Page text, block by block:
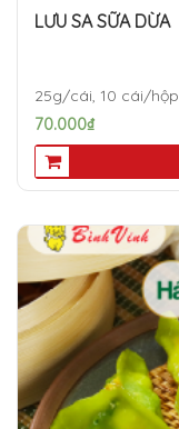
LƯU SA SỮA DỪA
25g/cái, 10 cái/hộp
70.000₫